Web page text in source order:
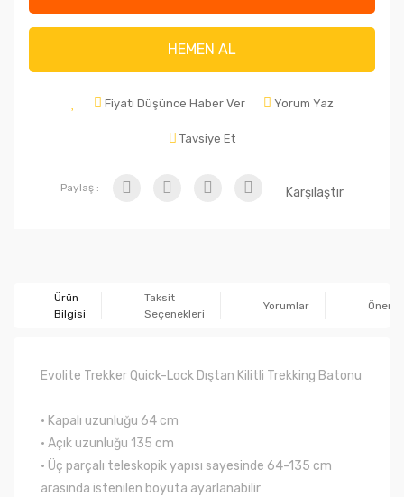
HEMEN AL
Fiyatı Düşünce Haber Ver Yorum Yaz
Tavsiye Et
Paylaş : Karşılaştır
Ürün
Bilgisi
Taksit
Seçenekleri
Yorumlar
Evolite Trekker Quick-Lock Dıştan Kilitli Trekking Batonu
• Kapalı uzunluğu 64 cm
• Açık uzunluğu 135 cm
• Üç parçalı teleskopik yapısı sayesinde 64-135 cm
arasında istenilen boyuta ayarlanabilir